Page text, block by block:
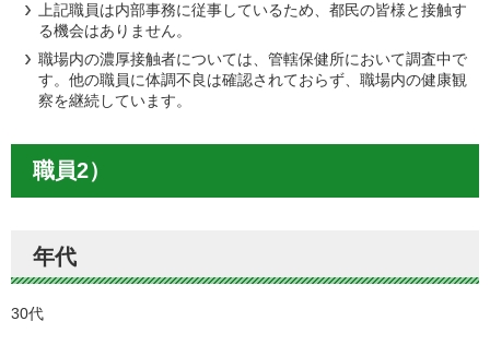
上記職員は内部事務に従事しているため、都民の皆様と接触す
る機会はありません。
職場内の濃厚接触者については、管轄保健所において調査中で
す。他の職員に体調不良は確認されておらず、職場内の健康観
察を継続しています。
職員2）
年代
30代